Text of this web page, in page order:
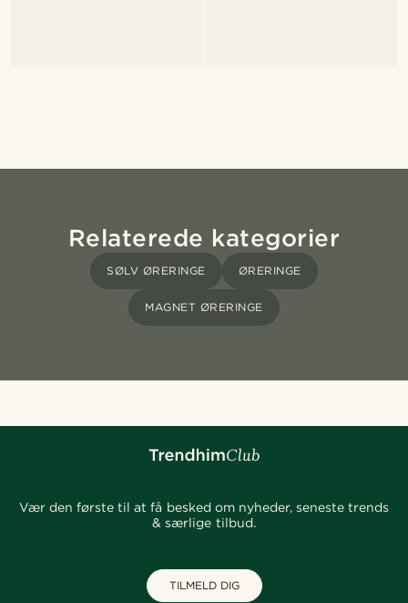
Relaterede kategorier
SØLV ØRERINGE ØRERINGE
MAGNET ØRERINGE
Vær den første til at få besked om nyheder, seneste trends
& særlige tilbud.
TILMELD DIG